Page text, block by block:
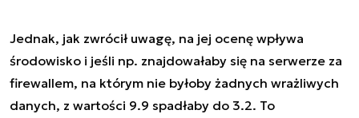
Jednak, jak zwrócił uwagę, na jej ocenę wpływa
środowisko i jeśli np. znajdowałaby się na serwerze za
firewallem, na którym nie byłoby żadnych wrażliwych
danych, z wartości 9.9 spadłaby do 3.2. To